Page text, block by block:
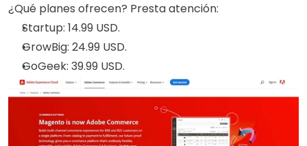
¿Qué planes ofrecen? Presta atención:
Startup: 14.99 USD.
GrowBig: 24.99 USD.
GoGeek: 39.99 USD.